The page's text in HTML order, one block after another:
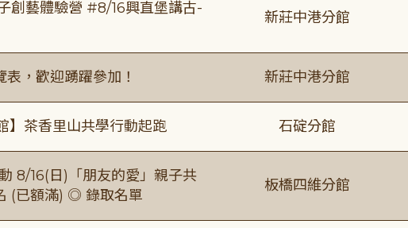
創藝體驗營 #8/16興直堡講古-
新莊中港分館
表，歡迎踴躍參加！ 新莊中港分館
】茶香里山共學行動起跑 石碇分館
8/16(日)「朋友的愛」親子共
(已額滿) ◎ 錄取名單
板橋四維分館